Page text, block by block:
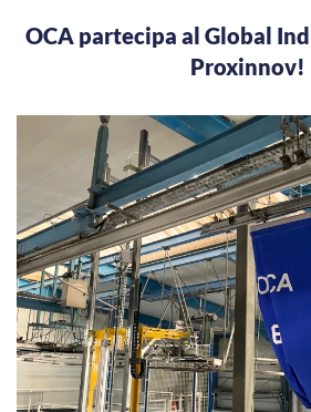
OCA partecipa al Global
Proxinnov!